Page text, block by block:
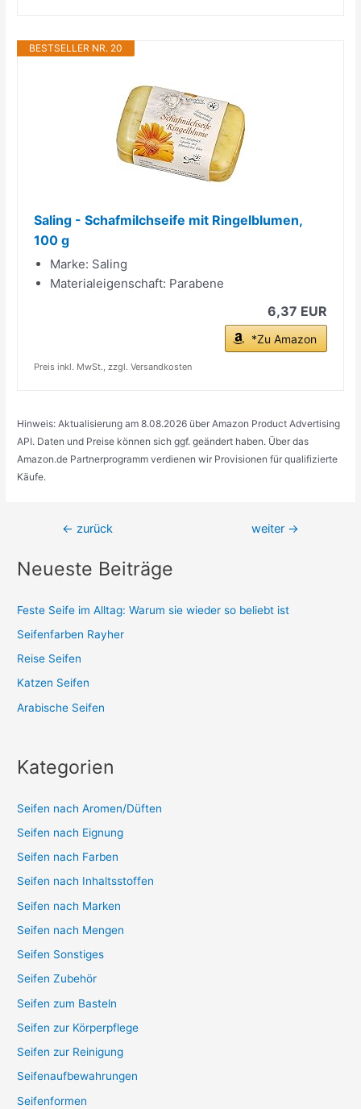
BESTSELLER NR. 20
Saling - Schafmilchseife mit Ringelblumen,
100 g
Marke: Saling
Materialeigenschaft: Parabene
6,37 EUR
*Zu Amazon
Preis inkl. MwSt., zzgl. Versandkosten
Hinweis: Aktualisierung am 8.08.2026 über Amazon Product Advertising
API. Daten und Preise können sich ggf. geändert haben. Über das
Amazon.de Partnerprogramm verdienen wir Provisionen für qualifizierte
Käufe.
Beitragsnavigation
← zurück weiter →
Neueste Beiträge
Feste Seife im Alltag: Warum sie wieder so beliebt ist
Seifenfarben Rayher
Reise Seifen
Katzen Seifen
Arabische Seifen
Kategorien
Seifen nach Aromen/Düften
Seifen nach Eignung
Seifen nach Farben
Seifen nach Inhaltsstoffen
Seifen nach Marken
Seifen nach Mengen
Seifen Sonstiges
Seifen Zubehör
Seifen zum Basteln
Seifen zur Körperpflege
Seifen zur Reinigung
Seifenaufbewahrungen
Seifenformen